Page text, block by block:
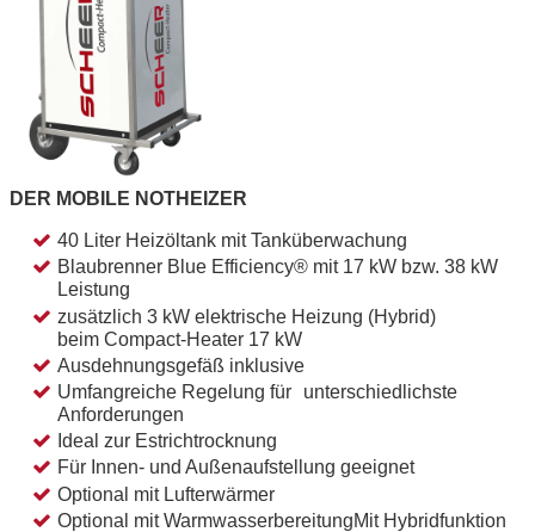
DER MOBILE NOTHEIZER
40 Liter Heizöltank mit Tanküberwachung
Blaubrenner Blue Efficiency® mit 17 kW bzw. 38 kW
Leistung
zusätzlich 3 kW elektrische Heizung (Hybrid)
beim Compact-Heater 17 kW
Ausdehnungsgefäß inklusive
Umfangreiche Regelung für unterschiedlichste
Anforderungen
Ideal zur Estrichtrocknung
Für Innen- und Außenaufstellung geeignet
Optional mit Lufterwärmer
Optional mit WarmwasserbereitungMit Hybridfunktion